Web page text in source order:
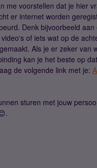
me voorstellen dat je hier
er internet worden
Denk bijvoorbeeld
of iets wat op de
Als je er zeker van
kan je het beste op
de volgende link met je:
sturen met jouw